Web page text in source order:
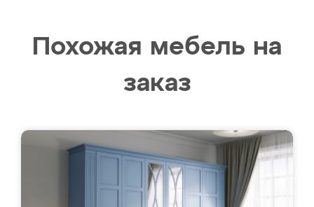
Похожая мебель на
заказ